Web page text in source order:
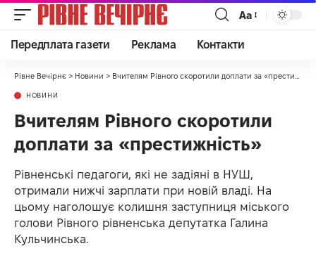
Аа
Передплата газети Реклама Контакти
Рівне Вечірнє > Новини > Вчителям Рівного скоротили доплати за «престижність»
НОВИНИ
Вчителям Рівного скоротили
доплати за «престижність»
Рівненські педагоги, які не задіяні в НУШ,
отримали нижчі зарплати при новій владі. На
цьому наголошує колишня заступниця міського
голови Рівного рівненська депутатка Галина
Кульчинська.